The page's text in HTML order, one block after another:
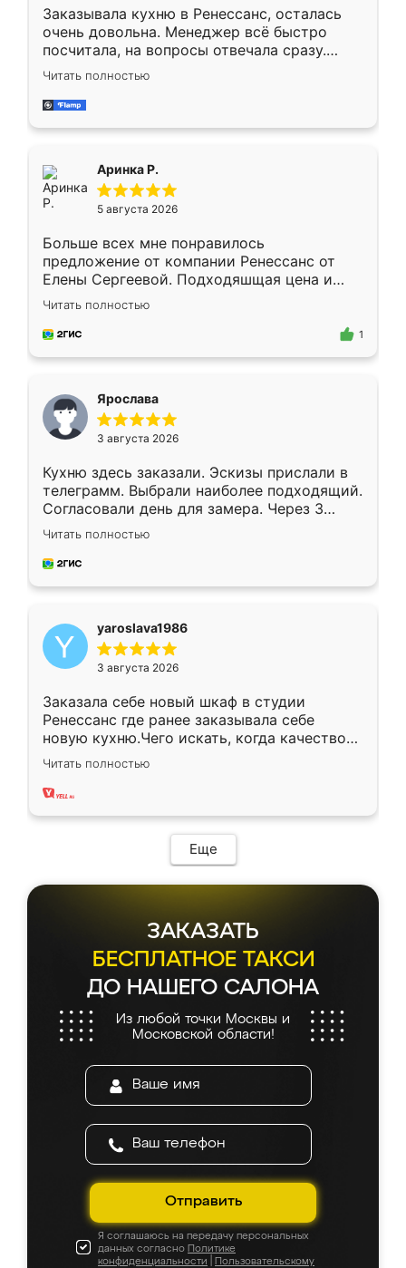
Заказывала кухню в Ренессанс, осталась
очень довольна. Менеджер всё быстро
посчитала, на вопросы отвечала сразу.
Замерщик приехал в субботу, подошёл к
делу со всей ответственностью. Собрали
за день, ребята работали аккуратно, даже
Читать полностью
Аринка Р.
5 августа 2026
Больше всех мне понравилось
предложение от компании Ренессанс от
Елены Сергеевой. Подходяшщая цена и
короткие сроки изготовления. Приехавший
для замера сотрудник Владислав
предложил по моему эскизу самый
Читать полностью
1
Ярослава
3 августа 2026
Кухню здесь заказали. Эскизы прислали в
телеграмм. Выбрали наиболее подходящий.
Согласовали день для замера. Через 3
недели кухня была уже готова. Остались
довольны работой. Спасибо Ренессанс
мебель за качественную работу!
Читать полностью
yaroslava1986
3 августа 2026
Заказала себе новый шкаф в студии
Ренессанс где ранее заказывала себе
новую кухню.Чего искать, когда качеством
вполне довольна. Служит кухня уже почти
два года, нареканий нет.
Читать полностью
Еще
ЗАКАЗАТЬ
БЕСПЛАТНОЕ ТАКСИ
ДО НАШЕГО САЛОНА
Из любой точки Москвы и
Московской области!
Отправить
Я соглашаюсь на передачу персональных
данных согласно Политике
конфиденциальности
Пользовательскому